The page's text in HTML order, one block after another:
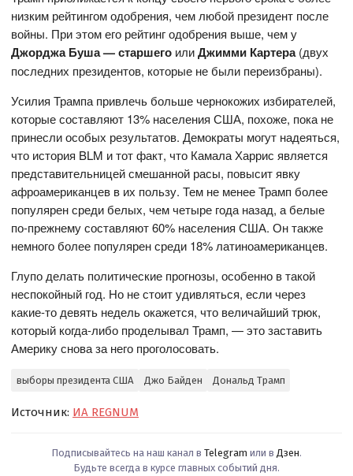
низким рейтингом одобрения, чем любой президент после
войны. При этом его рейтинг одобрения выше, чем у
Джорджа Буша — старшего илиДжимми Картера(двух
последних президентов, которые не были переизбраны).
Усилия Трампа привлечь больше чернокожих избирателей,
которые составляют 13% населения США, похоже, пока не
принесли особых результатов. Демократы могут надеяться,
что история BLM и тот факт, что Камала Харрис является
представительницей смешанной расы, повысит явку
афроамериканцев в их пользу. Тем не менее Трамп более
популярен среди белых, чем четыре года назад, а белые
по-прежнему составляют 60% населения США. Он также
немного более популярен среди 18% латиноамериканцев.
Глупо делать политические прогнозы, особенно в такой
неспокойный год. Но не стоит удивляться, если через
какие-то девять недель окажется, что величайший трюк,
который когда-либо проделывал Трамп, — это заставить
Америку снова за него проголосовать.
выборы президента США Джо Байден Дональд Трамп
Источник: ИА REGNUM
Подписывайтесь на наш канал в Telegram или в Дзен.
Будьте всегда в курсе главных событий дня.